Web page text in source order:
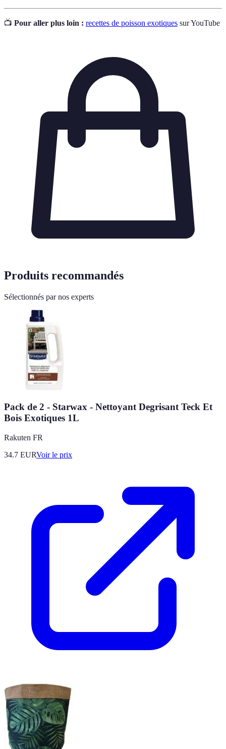
📺 Pour aller plus loin : recettes de poisson exotiques sur YouTube
Produits recommandés
Sélectionnés par nos experts
Pack de 2 - Starwax - Nettoyant Degrisant Teck Et
Bois Exotiques 1L
Rakuten FR
34.7 EURVoir le prix